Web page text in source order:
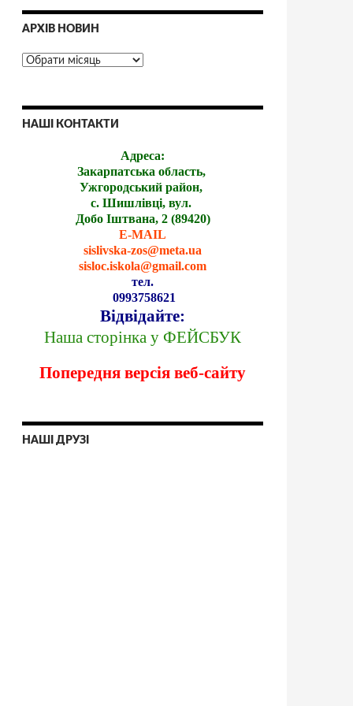
АРХІВ НОВИН
НАШІ КОНТАКТИ
Адреса:
Закарпатська область,
Ужгородський район,
с. Шишлівці, вул.
Добо Іштвана, 2 (89420)
E-MAIL
sislivska-zos@meta.ua
sisloc.iskola@gmail.com
тел.
0993758621
Відвідайте:
Наша сторінка у ФЕЙСБУК
Попередня версія веб-сайту
НАШІ ДРУЗІ